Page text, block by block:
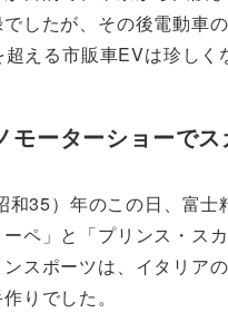
したが、その後電動車
える市販車EVは珍しく
モーターショーで
和35）年のこの日、富士
ペ」と「プリンス・ス
ンスポーツは、イタリア
りでした。